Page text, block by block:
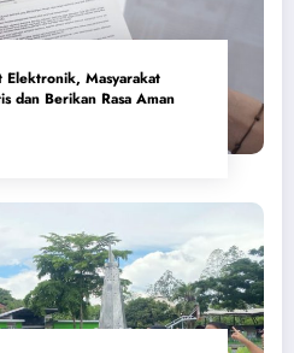
Masyarakat
dan Berikan Rasa Aman